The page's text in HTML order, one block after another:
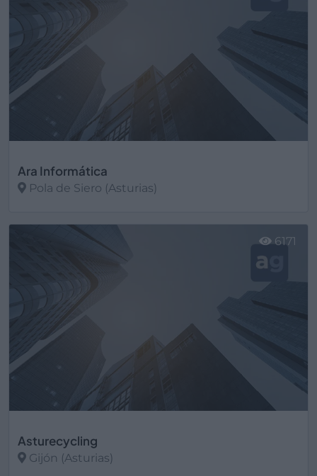
Ara Informática
Pola de Siero (Asturias)
Asturecycling
Gijón (Asturias)
6171